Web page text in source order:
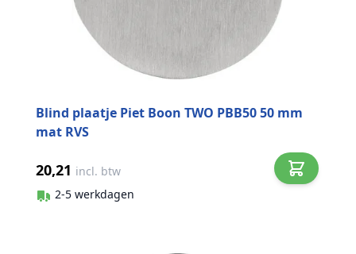
Blind plaatje Piet Boon TWO PBB50 50 mm
mat RVS
20,21 incl. btw
2-5 werkdagen